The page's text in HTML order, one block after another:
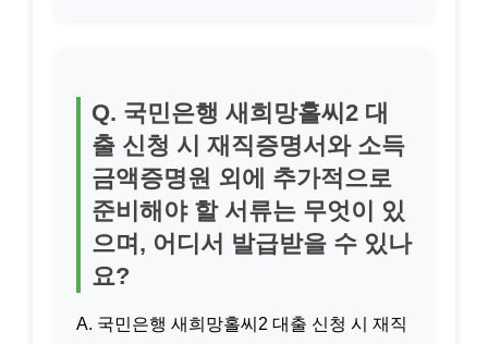
Q. 국민은행 새희망홀씨2 대
출 신청 시 재직증명서와 소득
금액증명원 외에 추가적으로
준비해야 할 서류는 무엇이 있
으며, 어디서 발급받을 수 있나
요?
A. 국민은행 새희망홀씨2 대출 신청 시 재직